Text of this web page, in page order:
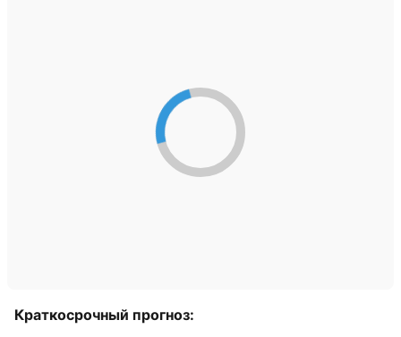
Краткосрочный прогноз: